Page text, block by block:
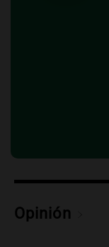
porque
Audio.
Opinión